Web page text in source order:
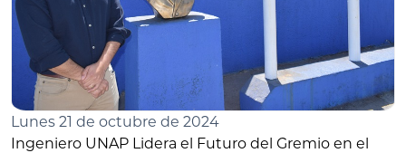
Lunes 21 de octubre de 2024
Ingeniero UNAP Lidera el Futuro del Gremio en el